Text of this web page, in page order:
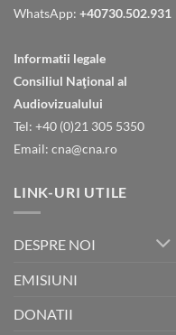
WhatsApp: +40730.502.931
Informatii legale
Consiliul Naţional al
Audiovizualului
Tel: +40 (0)21 305 5350
Email: cna@cna.ro
LINK-URI UTILE
DESPRE NOI
EMISIUNI
DONATII